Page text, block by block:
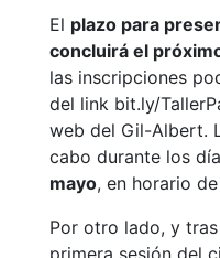
El plazo para
concluirá el
las inscripciones
del link bit.ly/
web del Gil-Albert.
cabo durante los
mayo, en horario
Por otro lado, y
primera sesión del